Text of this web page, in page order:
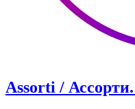
Assorti /